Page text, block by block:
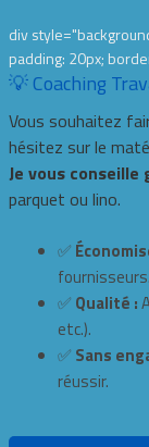
div
padding: 20px;
💡 Coaching
Vous souhaitez
hésitez sur le
Je vous
parquet ou lino.
✅
fournisseurs.
✅ Qualité :
etc.).
✅ Sans
réussir.